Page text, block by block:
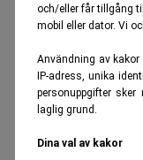
och/eller får tillgång
mobil eller dator. Vi
Användning av kakor
IP-adress, unika
personuppgifter
laglig grund.
Dina val av kakor